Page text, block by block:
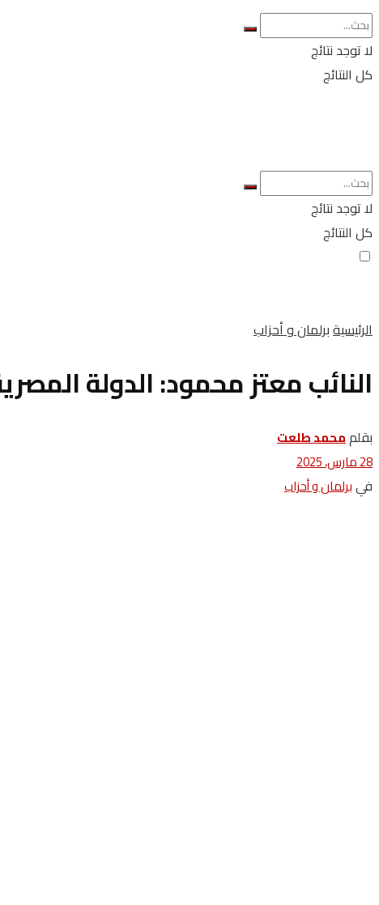
لا توجد نتائج
كل النتائج
لا توجد نتائج
كل النتائج
الرئيسيةبرلمان و أحزاب
النائب معتز محمود: الدولة
بقلممحمد ‬طلعت
28 مارس، 2025
فيبرلمان و أحزاب